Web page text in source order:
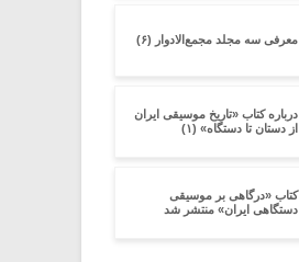
معرفی سه مجلد مجمع‌الادوار (۶)
درباره کتاب «تاریخ موسیقی ایران
از دستان تا دستگاه» (۱)
کتاب «درگاهی بر موسیقی
دستگاهی ایران» منتشر شد